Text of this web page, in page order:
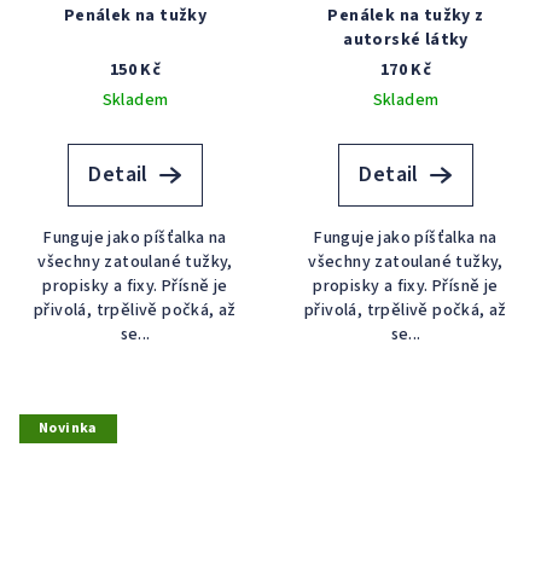
Penálek na tužky
150 Kč
Skladem
Detail
Funguje jako píšťalka na
všechny zatoulané tužky,
propisky a fixy. Přísně je
přivolá, trpělivě počká, až
se...
Penálek na tužky z
autorské látky
170 Kč
Skladem
Detail
Funguje jako píšťalka na
všechny zatoulané tužky,
propisky a fixy. Přísně je
přivolá, trpělivě počká, až
se...
Novinka